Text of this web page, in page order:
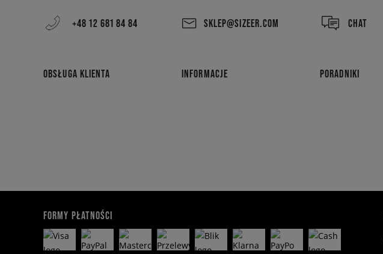
+48 12 681 84 84 SKLEP@SIZEER.COM CHAT
OBSŁUGA KLIENTA INFORMACJE PORADNIKI
FORMY PŁATNOŚCI